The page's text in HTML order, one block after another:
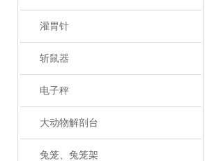
灌胃针
斩鼠器
电子秤
大动物解剖台
兔笼、兔笼架